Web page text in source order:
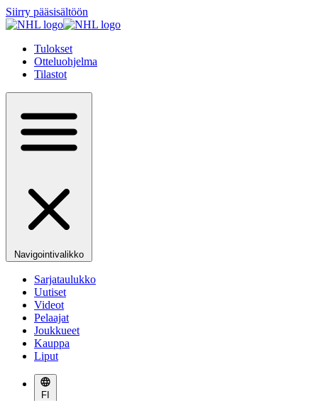
Siirry pääsisältöön
Tulokset
Otteluohjelma
Tilastot
Navigointivalikko
Sarjataulukko
Uutiset
Videot
Pelaajat
Joukkueet
Kauppa
Liput
FI